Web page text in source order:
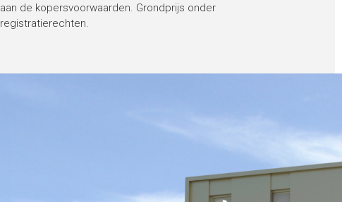
aan de kopersvoorwaarden. Grondprijs onder
registratierechten.